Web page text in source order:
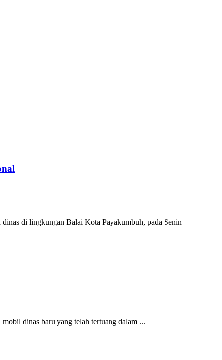
di lingkungan Balai Kota Payakumbuh, pada Senin
dinas baru yang telah tertuang dalam ...